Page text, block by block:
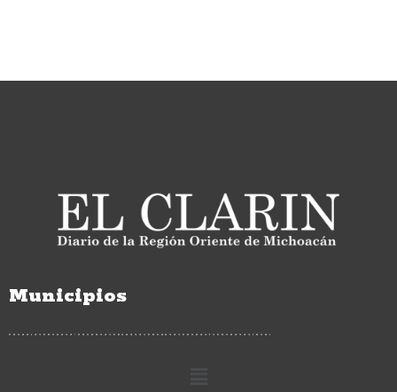
Municipios